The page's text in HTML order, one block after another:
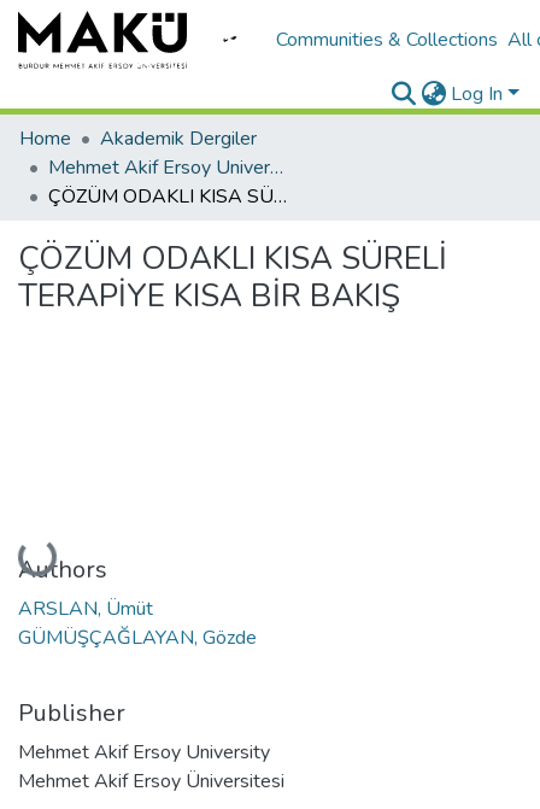
Communities & Collections All
Log In
Home
Akademik Dergiler
Mehmet Akif Ersoy University Journal of Education Faculty
ÇÖZÜM ODAKLI KISA SÜRELİ TERAPİYE KISA BİR BAKIŞ
ÇÖZÜM ODAKLI KISA SÜRELİ
TERAPİYE KISA BİR BAKIŞ
Loading...
Authors
ARSLAN, Ümüt
GÜMÜŞÇAĞLAYAN, Gözde
Publisher
Mehmet Akif Ersoy University
Mehmet Akif Ersoy Üniversitesi